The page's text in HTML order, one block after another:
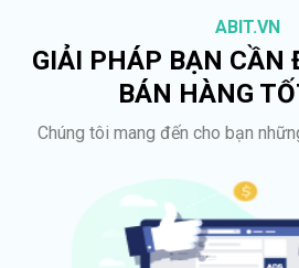
ABIT.VN
GIẢI PHÁP BẠN CẦN
BÁN HÀNG
Chúng tôi mang đến cho bạn